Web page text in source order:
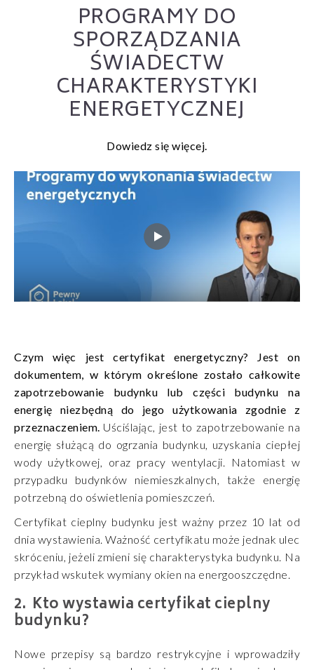
PROGRAMY DO
SPORZĄDZANIA
ŚWIADECTW
CHARAKTERYSTYKI
ENERGETYCZNEJ
Dowiedz się więcej.
Czym więc jest certyfikat energetyczny? Jest on
dokumentem, w którym określone zostało całkowite
zapotrzebowanie budynku lub części budynku na
energię niezbędną do jego użytkowania zgodnie z
przeznaczeniem. Uściślając, jest to zapotrzebowanie na
energię służącą do ogrzania budynku, uzyskania ciepłej
wody użytkowej, oraz pracy wentylacji. Natomiast w
przypadku budynków niemieszkalnych, także energię
potrzebną do oświetlenia pomieszczeń.
Certyfikat cieplny budynku jest ważny przez 10 lat od
dnia wystawienia. Ważność certyfikatu może jednak ulec
skróceniu, jeżeli zmieni się charakterystyka budynku. Na
przykład wskutek wymiany okien na energooszczędne.
Kto wystawia certyfikat cieplny
budynku?
Nowe przepisy są bardzo restrykcyjne i wprowadziły